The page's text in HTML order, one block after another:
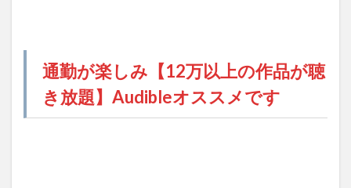
通勤が楽しみ【12万以上の作品が聴
き放題】Audibleオススメです